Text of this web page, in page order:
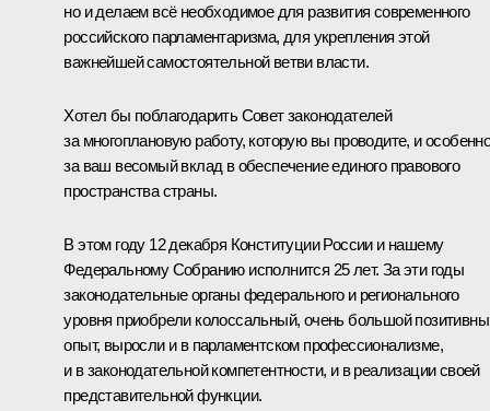
но и делаем всё необходимое для развития современного
российского парламентаризма, для укрепления этой
важнейшей самостоятельной ветви власти.
Хотел бы поблагодарить Совет законодателей
за многоплановую работу, которую вы проводите, и
за ваш весомый вклад в обеспечение единого правового
пространства страны.
В этом году 12 декабря Конституции России и нашему
Федеральному Собранию исполнится 25 лет. За эти годы
законодательные органы федерального и регионального
уровня приобрели колоссальный, очень большой
опыт, выросли и в парламентском профессионализме,
и в законодательной компетентности, и в реализации своей
представительной функции.